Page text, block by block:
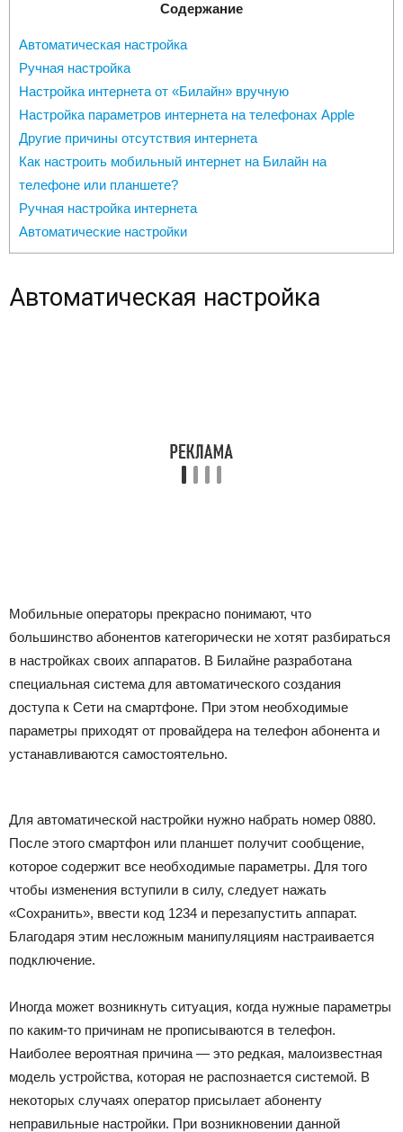
Содержание
Автоматическая настройка
Ручная настройка
Настройка интернета от «Билайн» вручную
Настройка параметров интернета на телефонах Apple
Другие причины отсутствия интернета
Как настроить мобильный интернет на Билайн на
телефоне или планшете?
Ручная настройка интернета
Автоматические настройки
Автоматическая настройка
Мобильные операторы прекрасно понимают, что
большинство абонентов категорически не хотят разбираться
в настройках своих аппаратов. В Билайне разработана
специальная система для автоматического создания
доступа к Сети на смартфоне. При этом необходимые
параметры приходят от провайдера на телефон абонента и
устанавливаются самостоятельно.
Для автоматической настройки нужно набрать номер 0880.
После этого смартфон или планшет получит сообщение,
которое содержит все необходимые параметры. Для того
чтобы изменения вступили в силу, следует нажать
«Сохранить», ввести код 1234 и перезапустить аппарат.
Благодаря этим несложным манипуляциям настраивается
подключение.
Иногда может возникнуть ситуация, когда нужные параметры
по каким-то причинам не прописываются в телефон.
Наиболее вероятная причина — это редкая, малоизвестная
модель устройства, которая не распознается системой. В
некоторых случаях оператор присылает абоненту
неправильные настройки. При возникновении данной